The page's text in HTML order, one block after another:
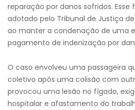
reparação por danos sofridos.
adotado pelo Tribunal de Justiça
ao manter a condenação de uma
pagamento de indenização por
O caso envolveu uma passageira
coletivo após uma colisão com
provocou uma lesão no fígado,
hospitalar e afastamento do